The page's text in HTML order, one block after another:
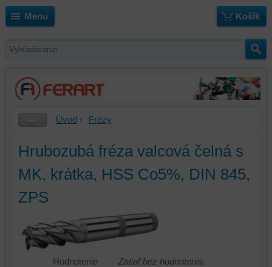
Menu Košík
Úvod Frézy
Hrubozubá fréza valcová čelná s
MK, krátka, HSS Co5%, DIN 845,
ZPS
Hodnotenie
Zatiaľ bez hodnotenia.